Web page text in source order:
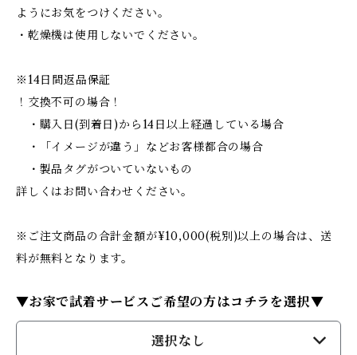
ようにお気をつけください。
・乾燥機は使用しないでください。
※14日間返品保証
！交換不可の場合！
・購入日(到着日)から14日以上経過している場合
・「イメージが違う」などお客様都合の場合
・製品タグがついていないもの
詳しくはお問い合わせください。
※ご注文商品の合計金額が¥10,000(税別)以上の場合は、送
料が無料となります。
▼お家で試着サービスご希望の方はコチラを選択▼
選択なし